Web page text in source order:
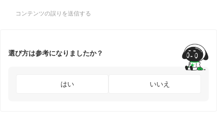
コンテンツの誤りを送信する
選び方は参考になりましたか？
はい いいえ